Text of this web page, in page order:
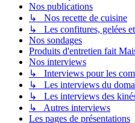
Nos publications
↳ Nos recette de cuisine
↳ Les confitures, gelées
Nos sondages
Produits d'entretien fait
Nos interviews
↳ Interviews pour les
↳ Les interviews du
↳ Les interviews des
↳ Autres interviews
Les pages de présentations